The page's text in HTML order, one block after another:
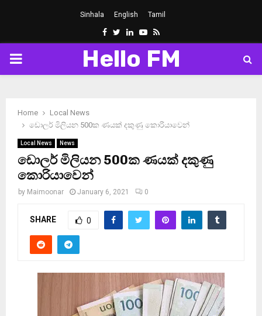
Sinhala English Tamil
Facebook
Twitter
LinkedinYoutube
Rss
PRIMARY
Hello FM
Home
Local News
ඩොලර් මිලියන 500ක ණයක් දකුණු කොරියාවෙන්
Local News News
ඩොලර් මිලියන 500ක ණයක් දකුණු
කොරියාවෙන්
by Maimoonar January 6, 2021 0
SHARE 0